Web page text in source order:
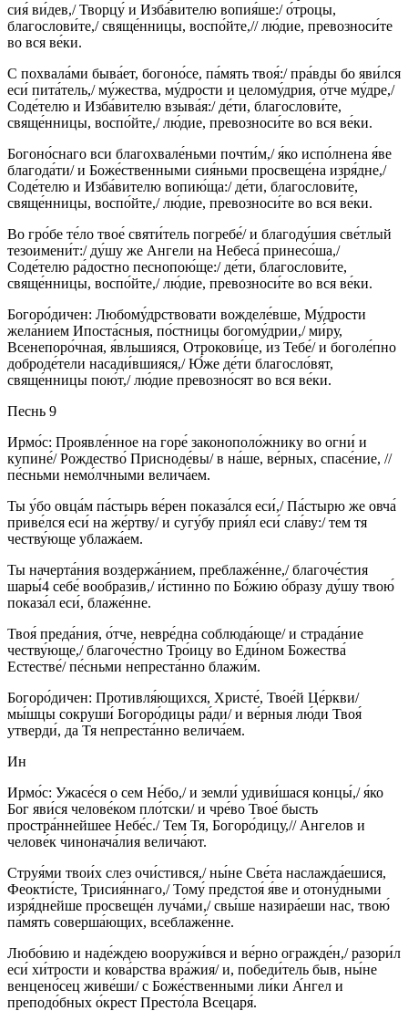
сия́ ви́дев,/ Творцу́ и Изба́вителю вопия́ше:/ о́троцы,
благослови́те,/ свяще́нницы, воспо́йте,// лю́дие, превозноси́те
во вся ве́ки.
С похвала́ми быва́ет, богоно́се, па́мять твоя́:/ пра́вды бо яви́лся
еси́ пита́тель,/ му́жества, му́дрости и целому́дрия, о́тче му́дре,/
Соде́телю и Изба́вителю взыва́я:/ де́ти, благослови́те,
свяще́нницы, воспо́йте,/ лю́дие, превозноси́те во вся ве́ки.
Богоно́снаго вси благохвале́ньми почти́м,/ я́ко испо́лнена я́ве
благода́ти/ и Боже́ственными сия́ньми просвеще́на изря́дне,/
Соде́телю и Изба́вителю вопию́ща:/ де́ти, благослови́те,
свяще́нницы, воспо́йте,/ лю́дие, превозноси́те во вся ве́ки.
Во гро́бе те́ло твое́ святи́тель погребе́/ и благоду́шия све́тлый
тезоимени́т:/ ду́шу же Ангели на Небеса́ принесо́ша,/
Соде́телю ра́достно песнопою́ще:/ де́ти, благослови́те,
свяще́нницы, воспо́йте,/ лю́дие, превозноси́те во вся ве́ки.
Богоро́дичен: Любому́дрствовати вожделе́вше, Му́дрости
жела́нием Ипоста́сныя, по́стницы богому́дрии,/ ми́ру,
Всенепоро́чная, я́вльшияся, Отрокови́це, из Тебе́/ и боголе́пно
доброде́тели насади́вшияся,/ Ю́же де́ти благосло́вят,
свяще́нницы пою́т,/ лю́дие превозно́сят во вся ве́ки.
Песнь 9
Ирмо́с: Проявле́нное на горе́ законополо́жнику во огни́ и
купине́/ Рождество́ Присноде́вы/ в на́ше, ве́рных, спасе́ние, //
пе́сньми немо́лчными велича́ем.
Ты у́бо овца́м па́стырь ве́рен показа́лся еси́,/ Па́стырю же овча́
приве́лся еси́ на же́ртву/ и сугу́бу прия́л еси́ сла́ву:/ тем тя
честву́юще ублажа́ем.
Ты начерта́ния воздержа́нием, преблаже́нне,/ благоче́стия
шары́4 себе́ вообрази́в,/ и́стинно по Бо́жию о́бразу ду́шу твою́
показа́л еси́, блаже́нне.
Твоя́ преда́ния, о́тче, невре́дна соблюда́юще/ и страда́ние
честву́юще,/ благоче́стно Тро́ицу во Еди́ном Божества́
Естестве́/ пе́сньми непреста́нно блажи́м.
Богоро́дичен: Противля́ющихся, Христе́, Твое́й Це́ркви/
мы́шцы сокруши́ Богоро́дицы ра́ди/ и ве́рныя лю́ди Твоя́
утверди́, да Тя непреста́нно велича́ем.
Ин
Ирмо́с: Ужасе́ся о сем Не́бо,/ и земли́ удиви́шася концы́,/ я́ко
Бог яви́ся челове́ком пло́тски/ и чре́во Твое́ бысть
простра́ннейшее Небе́с./ Тем Тя, Богоро́дицу,// Ангелов и
челове́к чинонача́лия велича́ют.
Струя́ми твои́х слез очи́стився,/ ны́не Све́та наслажда́ешися,
Феокти́сте, Трисия́ннаго,/ Тому́ предстоя́ я́ве и отону́дными
изря́днейше просвеще́н луча́ми,/ свы́ше назира́еши нас, твою́
па́мять соверша́ющих, всеблаже́нне.
Любо́вию и наде́ждею вооружи́вся и ве́рно огражде́н,/ разори́л
еси́ хи́трости и кова́рства вра́жия/ и, победи́тель быв, ны́не
венцено́сец живе́ши/ с Боже́ственными ли́ки А́нгел и
преподо́бных о́крест Престо́ла Всецаря́.